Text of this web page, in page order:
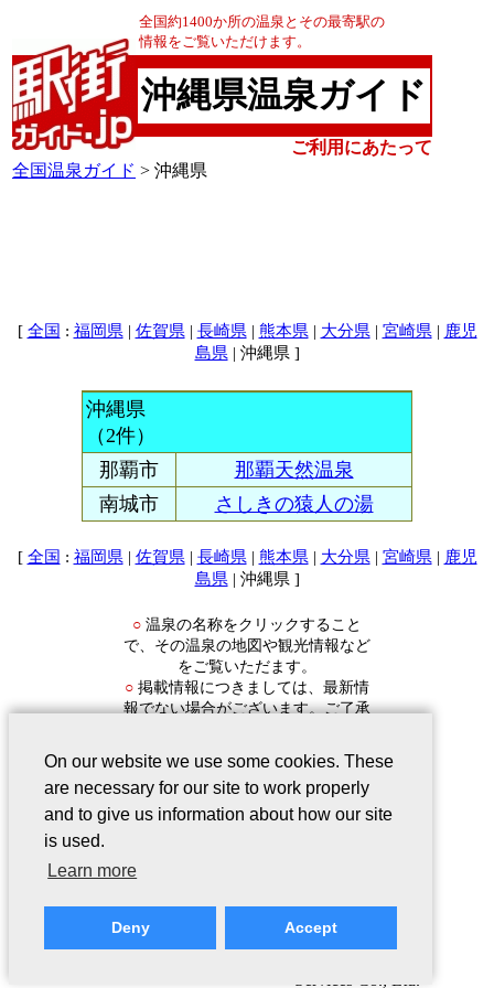
全国約1400か所の温泉とその最寄駅の
情報をご覧いただけます。
沖縄県温泉ガイド
ご利用にあたって
全国温泉ガイド > 沖縄県
[ 全国 : 福岡県 | 佐賀県 | 長崎県 | 熊本県 | 大分県 | 宮崎県 | 鹿児
島県 | 沖縄県 ]
沖縄県
（2件）
那覇市
那覇天然温泉
南城市
さしきの猿人の湯
[ 全国 : 福岡県 | 佐賀県 | 長崎県 | 熊本県 | 大分県 | 宮崎県 | 鹿児
島県 | 沖縄県 ]
○ 温泉の名称をクリックすること
で、その温泉の地図や観光情報など
をご覧いただます。
○ 掲載情報につきましては、最新情
報でない場合がございます。ご了承
会社案内
ポリシー ｜リンクについて｜ご意
見・ご質問
On our website we use some cookies. These
are necessary for our site to work properly
and to give us information about how our site
is used.
Learn more
Deny Accept